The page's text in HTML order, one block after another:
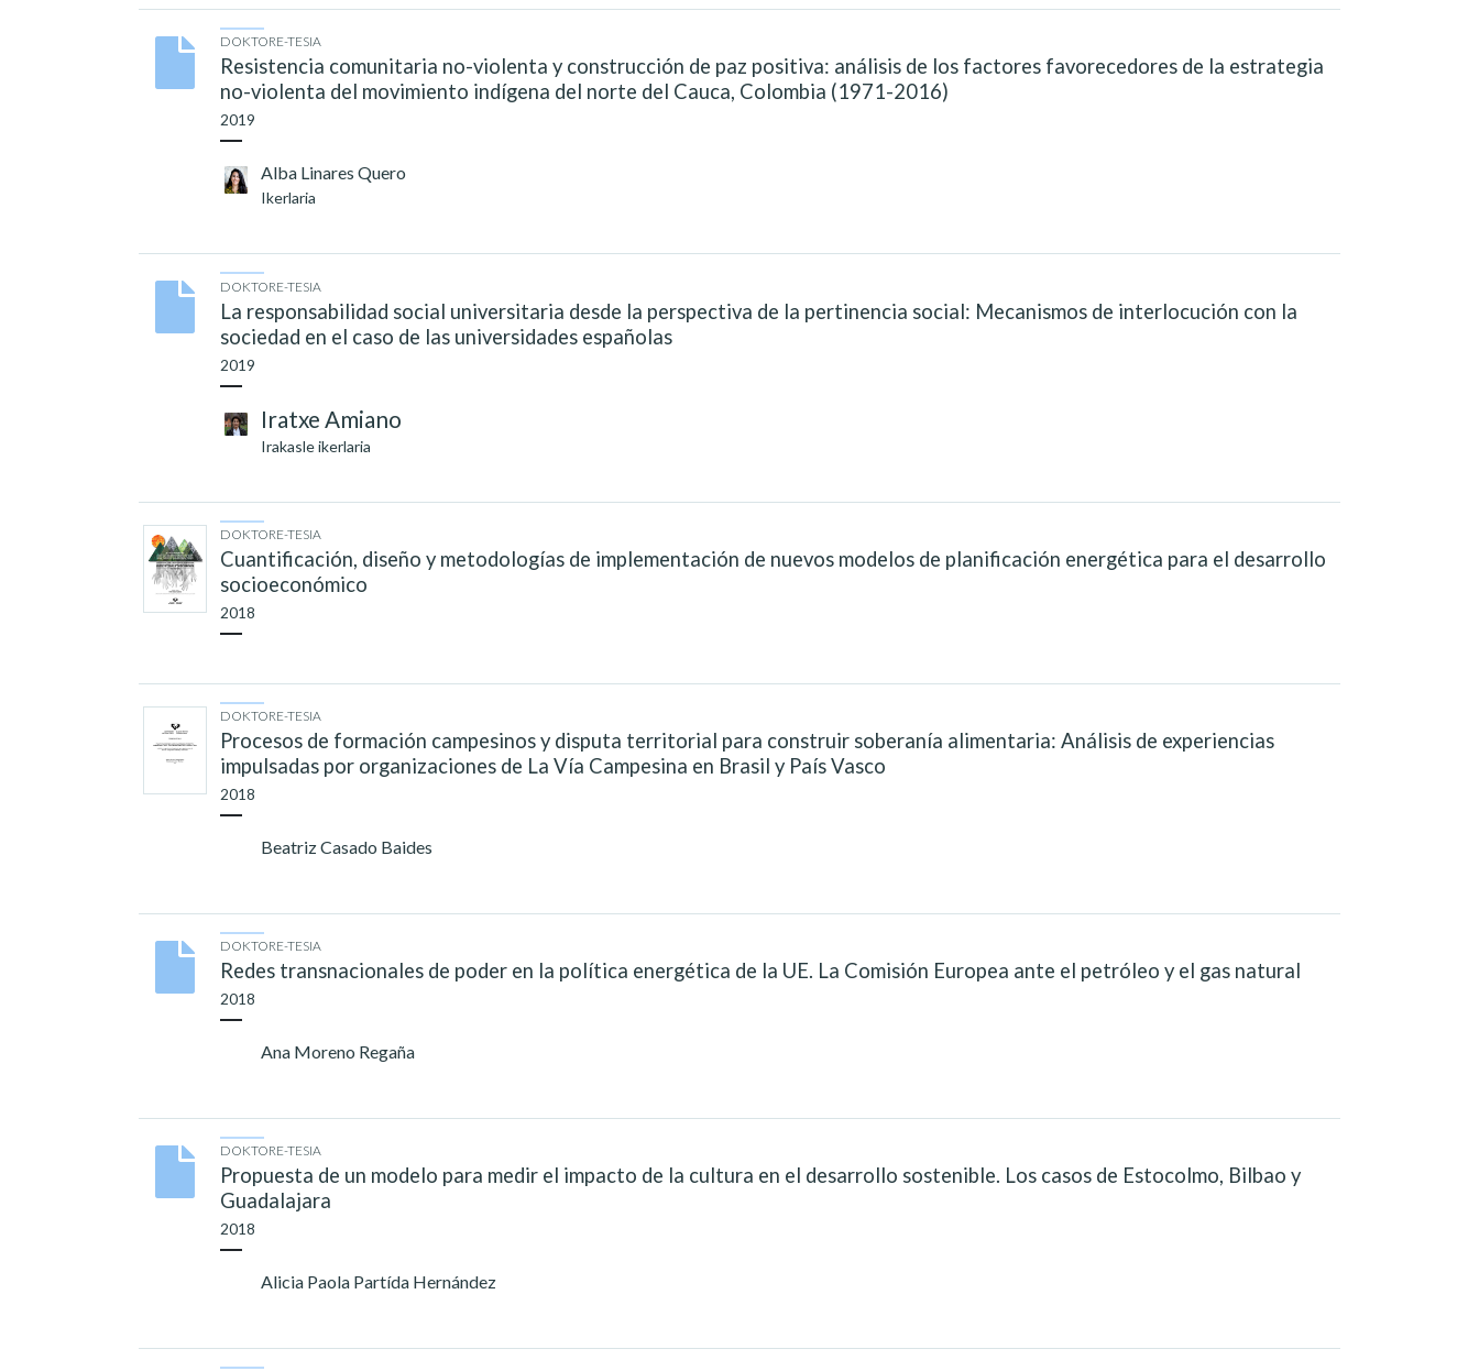
DOKTORE-TESIA
Resistencia comunitaria no-violenta y construcción de paz positiva: análisis de los factores favorecedores de la estrategia
no-violenta del movimiento indígena del norte del Cauca, Colombia (1971-2016)
2019
Alba Linares Quero
Ikerlaria
DOKTORE-TESIA
La responsabilidad social universitaria desde la perspectiva de la pertinencia social: Mecanismos de interlocución con la
sociedad en el caso de las universidades españolas
2019
Iratxe Amiano
Irakasle ikerlaria
DOKTORE-TESIA
Cuantificación, diseño y metodologías de implementación de nuevos modelos de planificación energética para el desarrollo
socioeconómico
2018
DOKTORE-TESIA
Procesos de formación campesinos y disputa territorial para construir soberanía alimentaria: Análisis de experiencias
impulsadas por organizaciones de La Vía Campesina en Brasil y País Vasco
2018
Beatriz Casado Baides
DOKTORE-TESIA
Redes transnacionales de poder en la política energética de la UE. La Comisión Europea ante el petróleo y el gas natural
2018
Ana Moreno Regaña
DOKTORE-TESIA
Propuesta de un modelo para medir el impacto de la cultura en el desarrollo sostenible. Los casos de Estocolmo, Bilbao y
Guadalajara
2018
Alicia Paola Partída Hernández